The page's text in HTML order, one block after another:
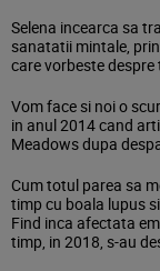
Selena incearca sa
sanatatii mintale, prin
care vorbeste
Vom face si noi o
in anul 2014 cand
Meadows dupa
Cum totul parea sa
timp cu boala lupus
Find inca afectata
timp, in 2018, s-au